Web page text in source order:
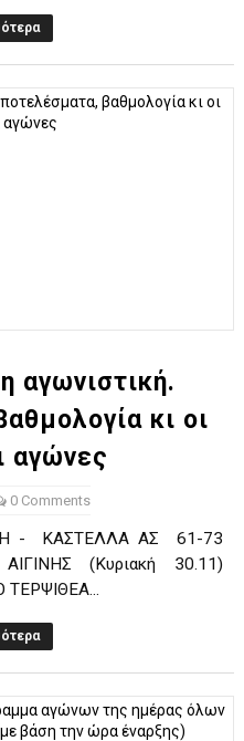
αγωνιστική.
κι οι
αγώνες
0 Comments
- ΚΑΣΤΕΛΛΑ ΑΣ 61-73
(Κυριακή 30.11)